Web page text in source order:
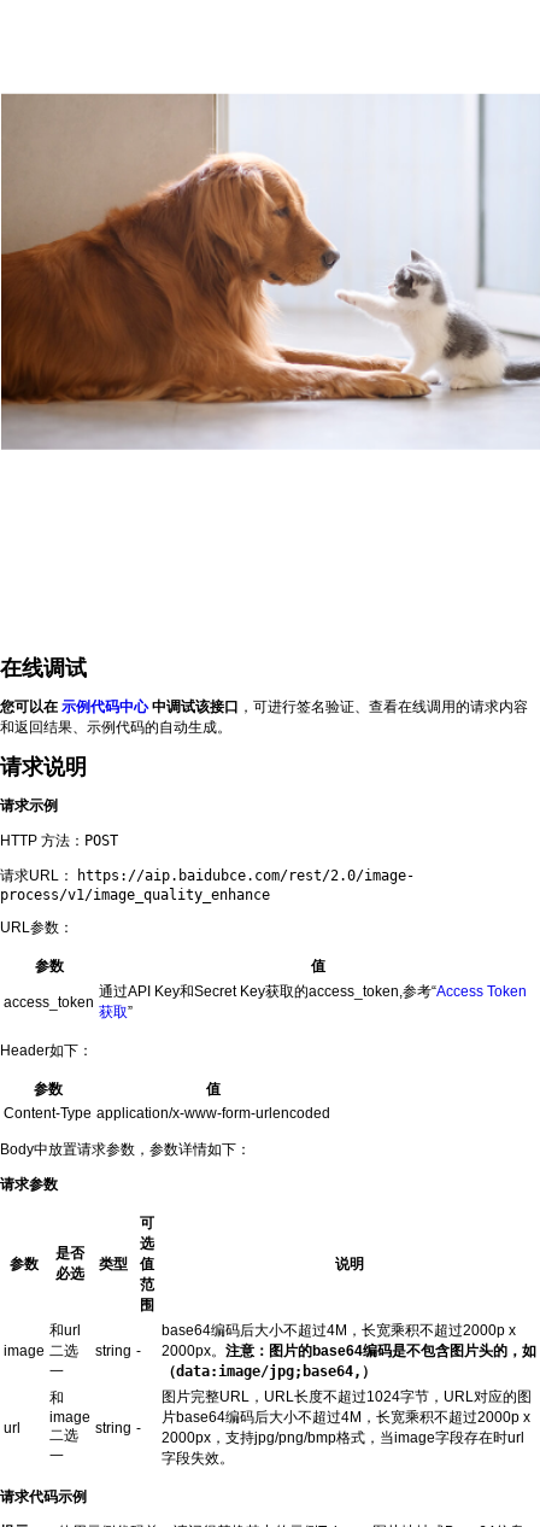
在线调试
您可以在 示例代码中心中调试该接口 ，可进行签名验证、查看在线调用的请求内容
和返回结果、示例代码的自动生成。
请求说明
请求示例
HTTP 方法： POST
请求URL：
https://aip.baidubce.com/rest/2.0/image-
process/v1/image_quality_enhance
URL参数：
参数 值
access_token
通过API Key和Secret Key获取的access_token,参考“Access Token
获取”
Header如下：
参数
值
Content-Type application/x-www-form-urlencoded
Body中放置请求参数，参数详情如下：
请求参数
参数
是否
必选
类型
可
选
值
范
围
说明
image
和url
二选
一
string -
base64编码后大小不超过4M，长宽乘积不超过2000p x
2000px。 注意：图片的base64编码是不包含图片头的，如
（data:image/jpg;base64,）
url
和
image
二选
一
string -
图片完整URL，URL长度不超过1024字节，URL对应的图
片base64编码后大小不超过4M，长宽乘积不超过2000p x
2000px，支持jpg/png/bmp格式，当image字段存在时url
字段失效。
请求代码示例